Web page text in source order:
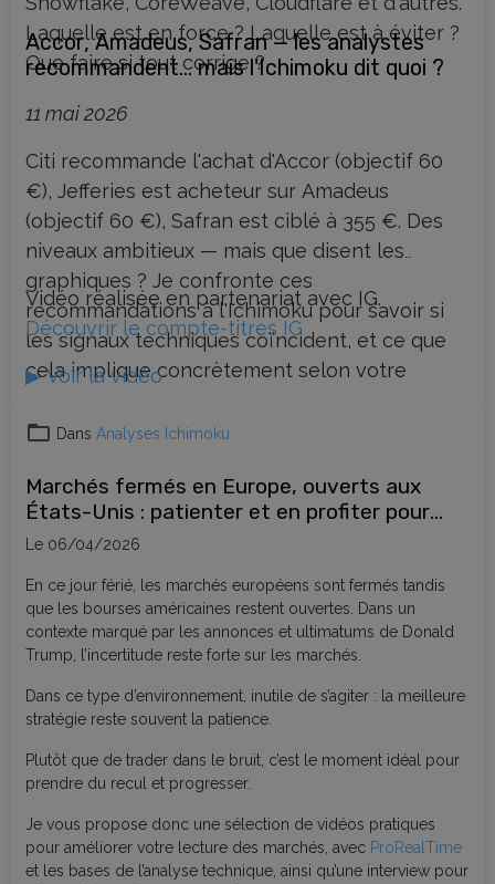
Laquelle est en force ? Laquelle est à éviter ?
Que faire si tout corrige ?
Accor, Amadeus, Safran — les analystes
recommandent… mais l'Ichimoku dit quoi ?
11 mai 2026
Citi recommande l'achat d'Accor (objectif 60
€), Jefferies est acheteur sur Amadeus
(objectif 60 €), Safran est ciblé à 355 €. Des
niveaux ambitieux — mais que disent les
graphiques ? Je confronte ces
recommandations à l'Ichimoku pour savoir si
les signaux techniques coïncident, et ce que
cela implique concrètement selon votre
trader.
Vidéo réalisée en partenariat avec IG.
Découvrir le compte-titres IG
▶ Voir la vidéo
Dans Analyses Ichimoku
Marchés fermés en Europe, ouverts aux
États-Unis : patienter et en profiter pour
progresser en bourse
Le 06/04/2026
En ce jour férié, les marchés européens sont fermés tandis
que les bourses américaines restent ouvertes. Dans un
contexte marqué par les annonces et ultimatums de Donald
Trump, l’incertitude reste forte sur les marchés.
Dans ce type d’environnement, inutile de s’agiter : la meilleure
stratégie reste souvent la patience.
Plutôt que de trader dans le bruit, c’est le moment idéal pour
prendre du recul et progresser.
Je vous propose donc une sélection de vidéos pratiques
pour améliorer votre lecture des marchés, avec ProRealTime
et les bases de l’analyse technique, ainsi qu’une interview pour